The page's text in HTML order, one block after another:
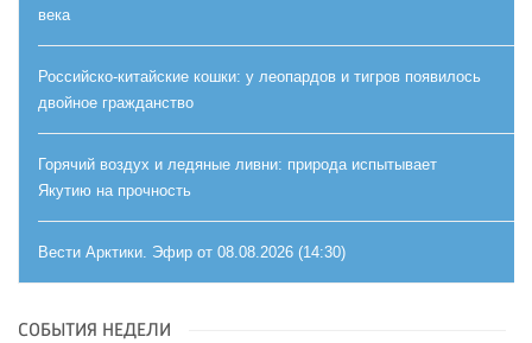
века
Российско-китайские кошки: у леопардов и тигров появилось
двойное гражданство
Горячий воздух и ледяные ливни: природа испытывает
Якутию на прочность
Вести Арктики. Эфир от 08.08.2026 (14:30)
СОБЫТИЯ НЕДЕЛИ